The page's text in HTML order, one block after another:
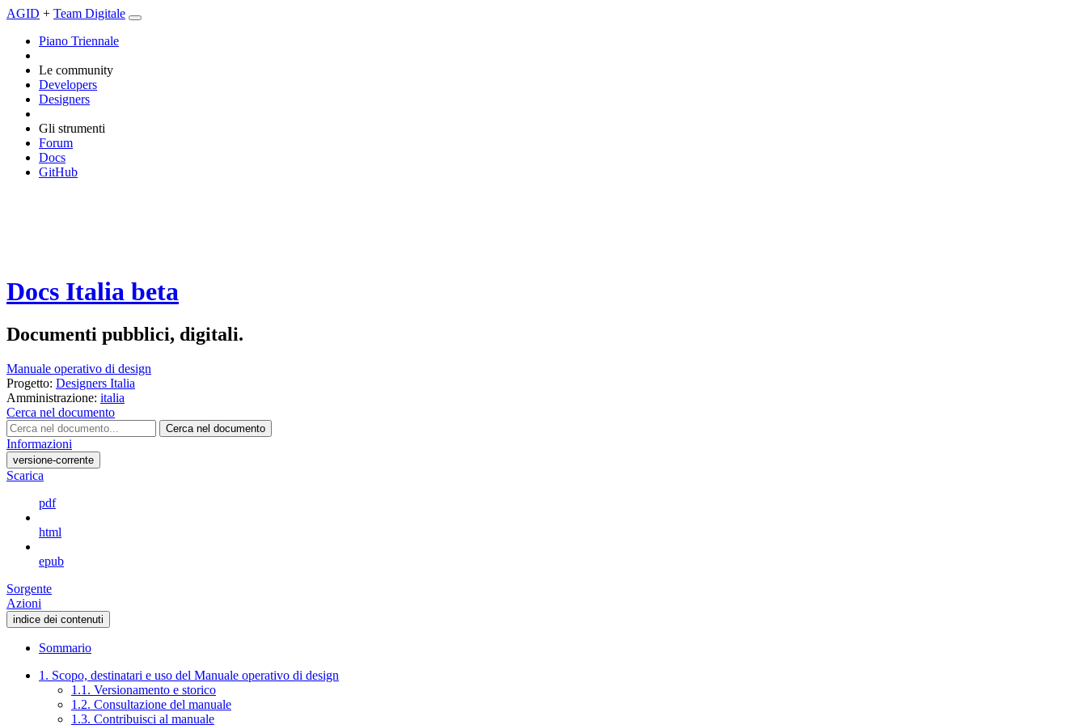
AGID + Team Digitale
Piano Triennale
Le community
Developers
Designers
Gli strumenti
Forum
Docs
GitHub
Docs Italia beta
Documenti pubblici, digitali.
Manuale operativo di design
Progetto: Designers Italia
Amministrazione: italia
Cerca nel documento
Cerca nel documento
Informazioni
versione-corrente
Scarica
pdf
html
epub
Sorgente
Azioni
indice dei contenuti
Sommario
1. Scopo, destinatari e uso del Manuale operativo di design
1.1. Versionamento e storico
1.2. Consultazione del manuale
1.3. Contribuisci al manuale